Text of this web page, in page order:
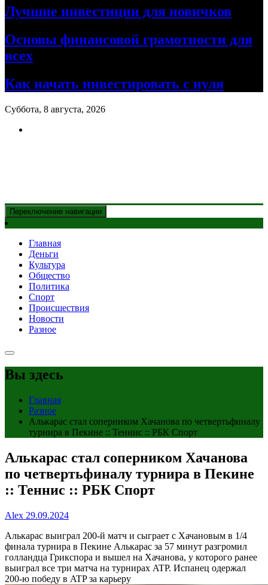
Лучшие инвестиции для новичков
Основы финансовой грамотности для
всех
Как начать инвестировать с нуля
Суббота, 8 августа, 2026
Переключение навигации
Главная
Деньги
Культура
Общество
Политика
Спорт
Происшествия
Новости
Разное
Вы здесь
Главная
Разное
Алькарас стал соперником Хачанова по четвертьфиналу
турнира в Пекине :: Теннис :: РБК Спорт
Алькарас стал соперником Хачанова
по четвертьфиналу турнира в Пекине
:: Теннис :: РБК Спорт
Alex 29.09.2024
Алькарас выиграл 200-й матч и сыграет с Хачановым в 1/4
финала турнира в Пекине Алькарас за 57 минут разгромил
голландца Грикспора и вышел на Хачанова, у которого ранее
выиграл все три матча на турнирах ATP. Испанец одержал
200-ю победу в ATP за карьеру